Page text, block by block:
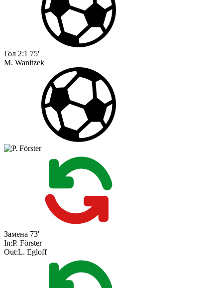
Гол 2:1 75'
M. Wanitzek
Замена 73'
In:P. Förster
Out:L. Egloff